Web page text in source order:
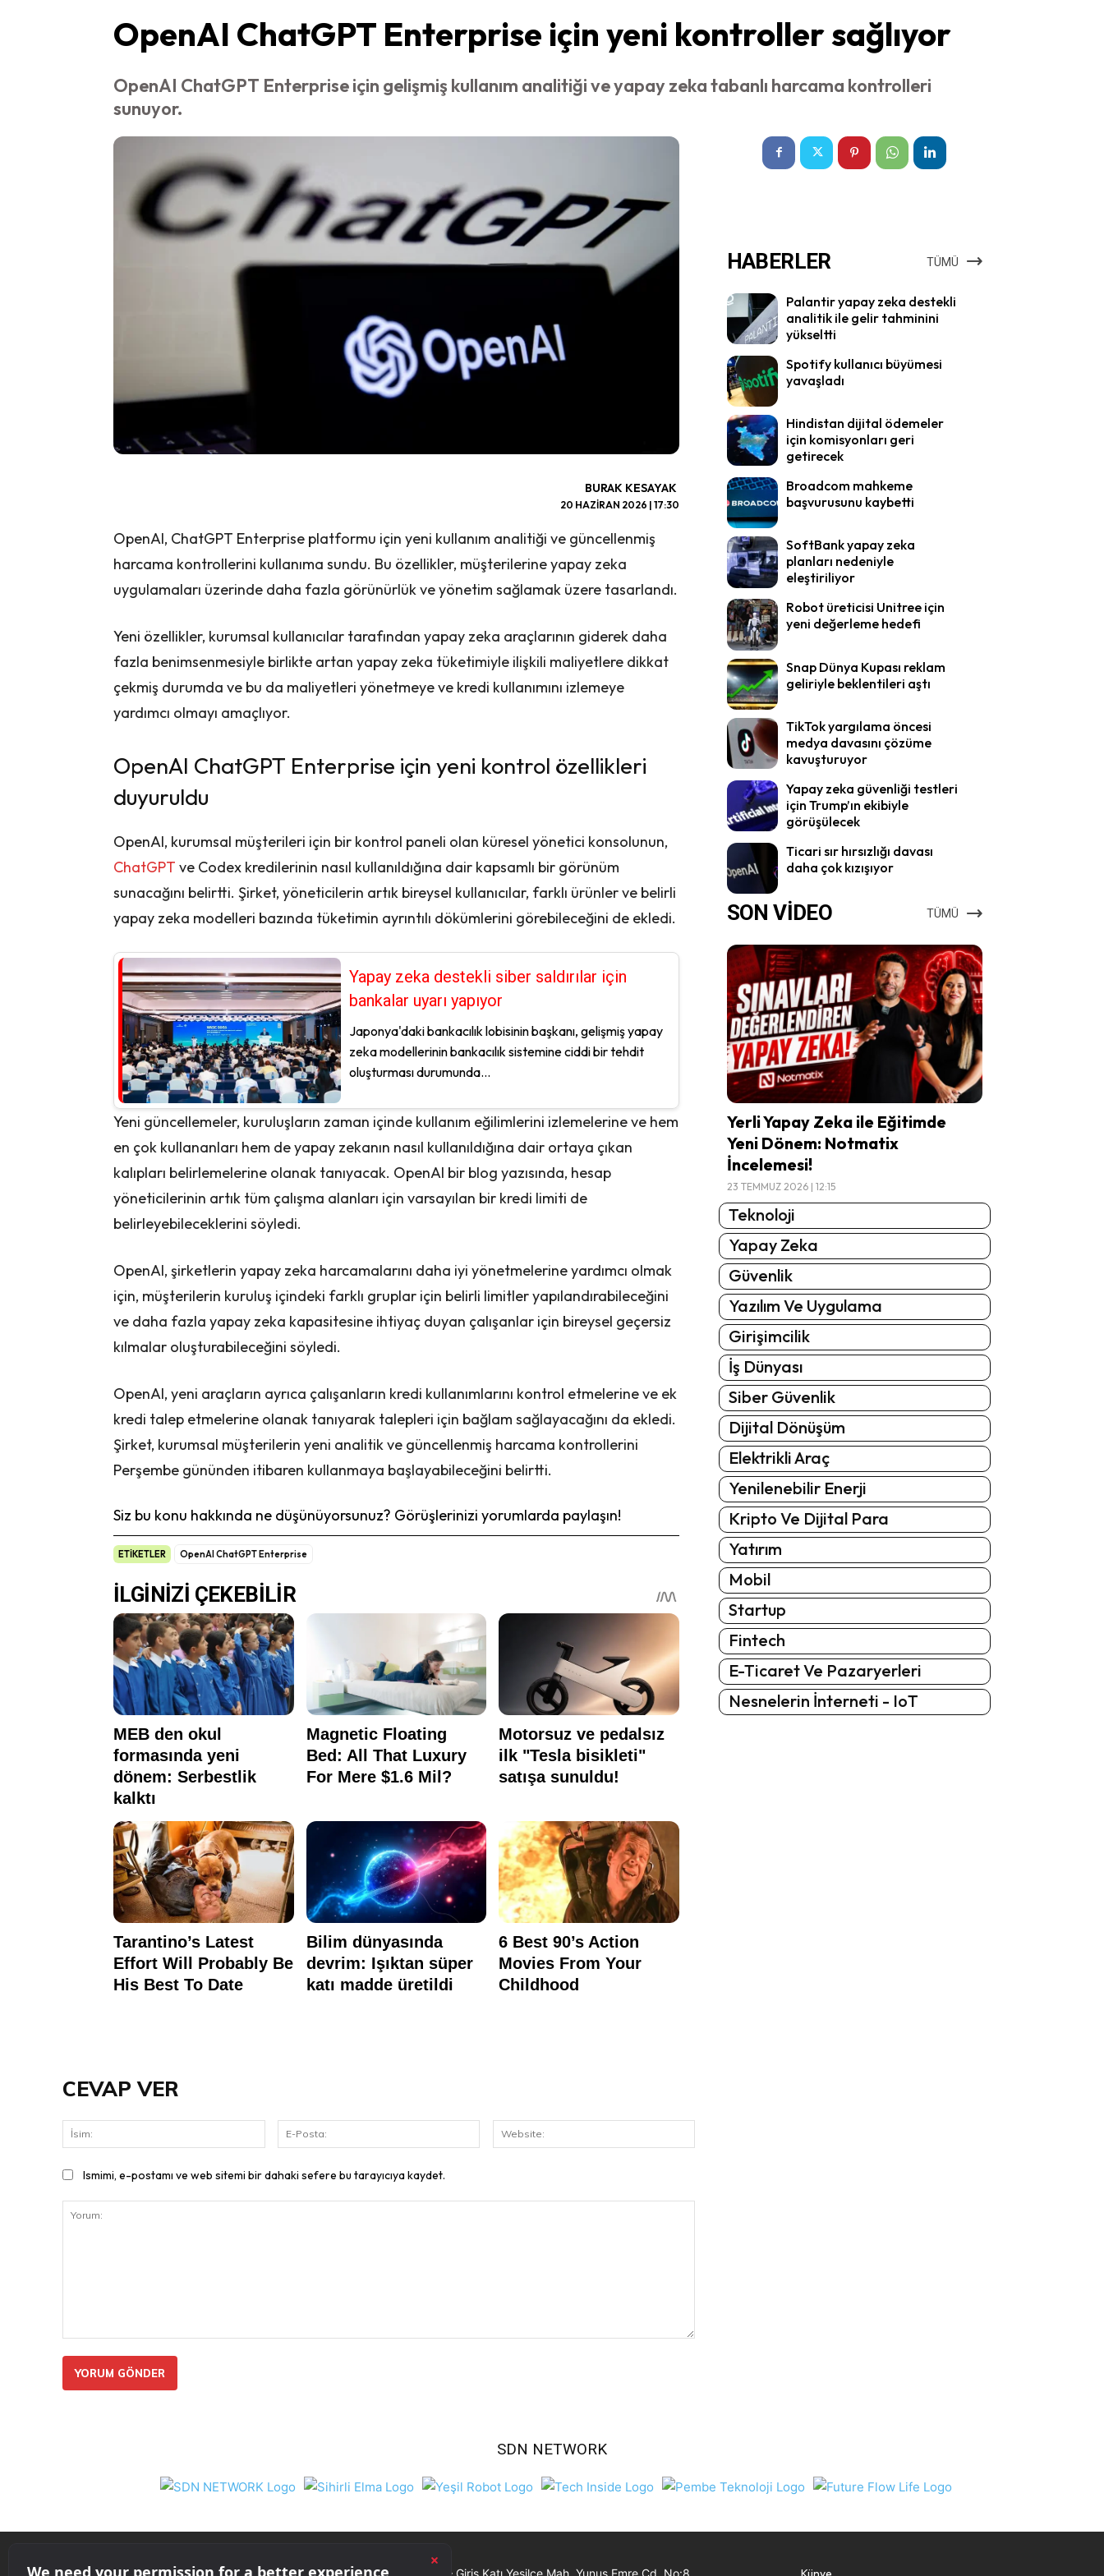
OpenAI ChatGPT Enterprise için yeni kontroller sağlıyor
OpenAI ChatGPT Enterprise için gelişmiş kullanım analitiği ve yapay zeka tabanlı harcama kontrolleri
sunuyor.
BURAK KESAYAK
20 HAZIRAN 2026 | 17:30
OpenAI, ChatGPT Enterprise platformu için yeni kullanım analitiği ve güncellenmiş
harcama kontrollerini kullanıma sundu. Bu özellikler, müşterilerine yapay zeka
uygulamaları üzerinde daha fazla görünürlük ve yönetim sağlamak üzere tasarlandı.
Yeni özellikler, kurumsal kullanıcılar tarafından yapay zeka araçlarının giderek daha
fazla benimsenmesiyle birlikte artan yapay zeka tüketimiyle ilişkili maliyetlere dikkat
çekmiş durumda ve bu da maliyetleri yönetmeye ve kredi kullanımını izlemeye
yardımcı olmayı amaçlıyor.
OpenAI ChatGPT Enterprise için yeni kontrol özellikleri
duyuruldu
OpenAI, kurumsal müşterileri için bir kontrol paneli olan küresel yönetici konsolunun,
ChatGPT ve Codex kredilerinin nasıl kullanıldığına dair kapsamlı bir görünüm
sunacağını belirtti. Şirket, yöneticilerin artık bireysel kullanıcılar, farklı ürünler ve belirli
yapay zeka modelleri bazında tüketimin ayrıntılı dökümlerini görebileceğini de ekledi.
Yapay zeka destekli siber saldırılar için
bankalar uyarı yapıyor
Japonya'daki bankacılık lobisinin başkanı, gelişmiş yapay
zeka modellerinin bankacılık sistemine ciddi bir tehdit
oluşturması durumunda...
Yeni güncellemeler, kuruluşların zaman içinde kullanım eğilimlerini izlemelerine ve hem
en çok kullananları hem de yapay zekanın nasıl kullanıldığına dair ortaya çıkan
kalıpları belirlemelerine olanak tanıyacak. OpenAI bir blog yazısında, hesap
yöneticilerinin artık tüm çalışma alanları için varsayılan bir kredi limiti de
belirleyebileceklerini söyledi.
OpenAI, şirketlerin yapay zeka harcamalarını daha iyi yönetmelerine yardımcı olmak
için, müşterilerin kuruluş içindeki farklı gruplar için belirli limitler yapılandırabileceğini
ve daha fazla yapay zeka kapasitesine ihtiyaç duyan çalışanlar için bireysel geçersiz
kılmalar oluşturabileceğini söyledi.
OpenAI, yeni araçların ayrıca çalışanların kredi kullanımlarını kontrol etmelerine ve ek
kredi talep etmelerine olanak tanıyarak talepleri için bağlam sağlayacağını da ekledi.
Şirket, kurumsal müşterilerin yeni analitik ve güncellenmiş harcama kontrollerini
Perşembe gününden itibaren kullanmaya başlayabileceğini belirtti.
Siz bu konu hakkında ne düşünüyorsunuz? Görüşlerinizi yorumlarda paylaşın!
ETİKETLER OpenAI ChatGPT Enterprise
HABERLER TÜMÜ
Palantir yapay zeka destekli
analitik ile gelir tahminini
yükseltti
Spotify kullanıcı büyümesi
yavaşladı
Hindistan dijital ödemeler
için komisyonları geri
getirecek
Broadcom mahkeme
başvurusunu kaybetti
SoftBank yapay zeka
planları nedeniyle
eleştiriliyor
Robot üreticisi Unitree için
yeni değerleme hedefi
Snap Dünya Kupası reklam
geliriyle beklentileri aştı
TikTok yargılama öncesi
medya davasını çözüme
kavuşturuyor
Yapay zeka güvenliği testleri
için Trump’ın ekibiyle
görüşülecek
Ticari sır hırsızlığı davası
daha çok kızışıyor
SON VİDEO TÜMÜ
Yerli Yapay Zeka ile Eğitimde
Yeni Dönem: Notmatix
İncelemesi!
23 TEMMUZ 2026 | 12:15
Teknoloji
Yapay Zeka
Güvenlik
Yazılım Ve Uygulama
Girişimcilik
İş Dünyası
Siber Güvenlik
Dijital Dönüşüm
Elektrikli Araç
Yenilenebilir Enerji
Kripto Ve Dijital Para
Yatırım
Mobil
Startup
Fintech
E-Ticaret Ve Pazaryerleri
Nesnelerin İnterneti - IoT
CEVAP VER
İsim:
Posta:
Ismimi, e-postamı ve web sitemi bir dahaki sefere bu tarayıcıya kaydet.
SDN NETWORK